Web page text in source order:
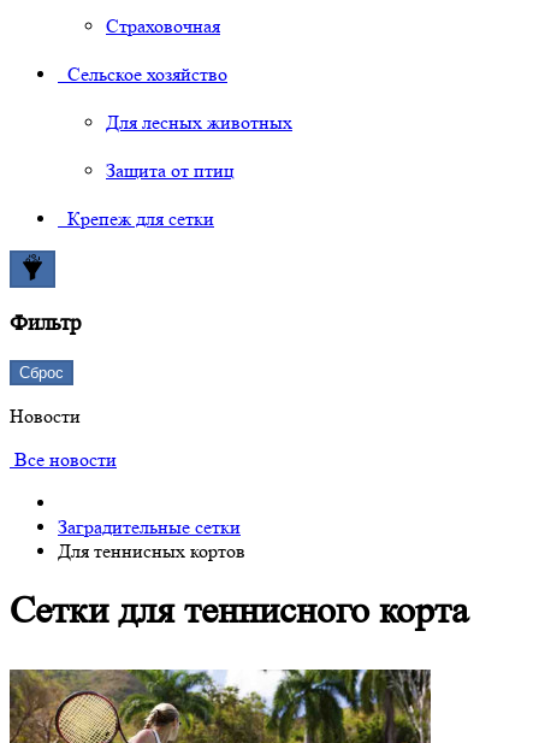
Страховочная
Сельское хозяйство
Для лесных животных
Защита от птиц
Крепеж для сетки
Фильтр
Сброс
Новости
Все новости
Заградительные сетки
Для теннисных кортов
Сетки для теннисного корта